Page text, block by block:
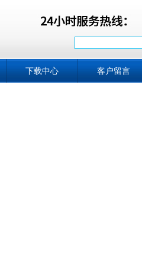
下载中心 客户留言